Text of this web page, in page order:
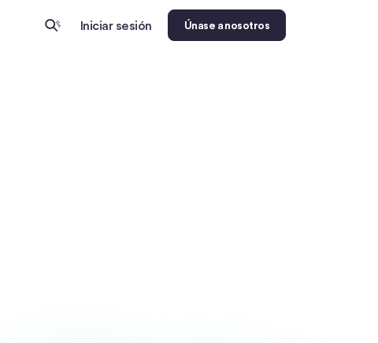
Iniciar sesión Únase a nosotros